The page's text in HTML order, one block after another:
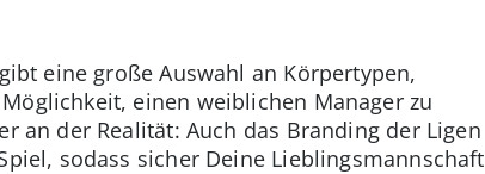
eine große Auswahl an Körpertypen,
einen weiblichen Manager zu
an der Realität: Auch das Branding der Ligen
sodass sicher Deine Lieblingsmannschaft